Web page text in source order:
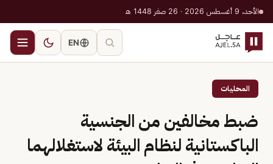
الأحد، 9 أغسطس 2026 · 26 صفر 1448 هـ
EN
المحليات
ضبط مخالفين من الجنسية
الباكستانية لنظام البيئة لاستغلالهما